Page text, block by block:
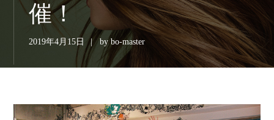
催！
2019年4月15日 by bo-master